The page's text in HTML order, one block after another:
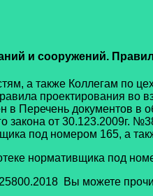
и сооружений.
а также Коллегам по
проектирования во
документов в
от 30.123.2009г.
под номером 165, а
нормативщика под
Вы можете